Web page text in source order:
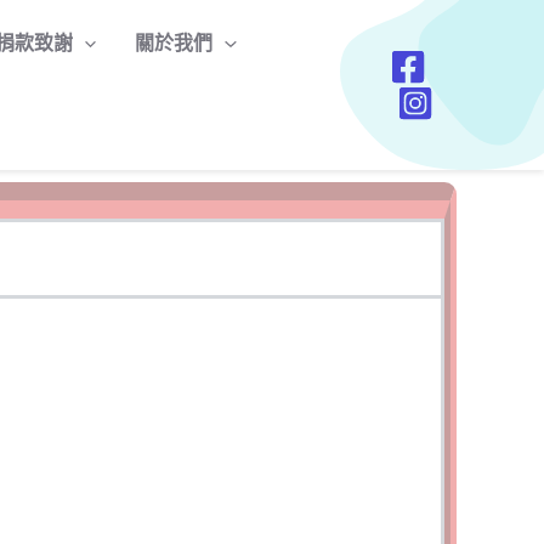
款致謝 關於我們